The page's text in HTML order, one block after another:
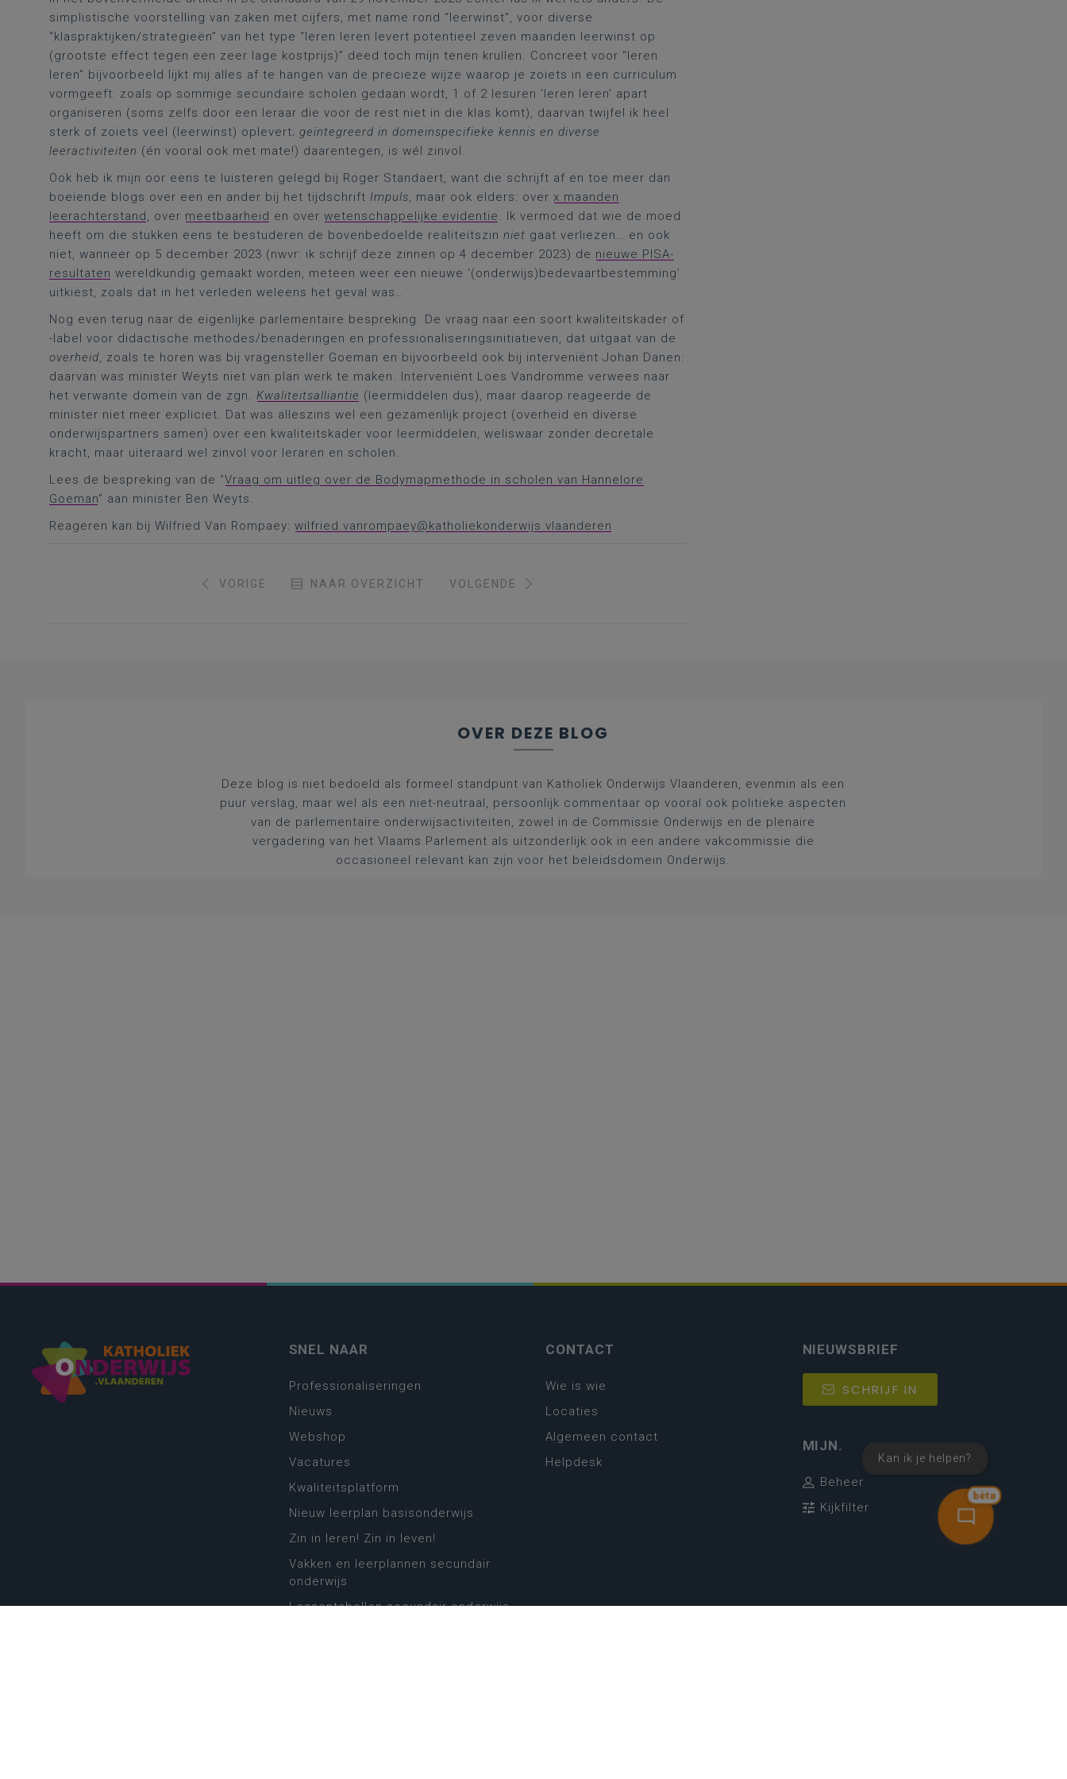
simplistische voorstelling van zaken met cijfers, met name rond “leerwinst”, voor diverse
“klaspraktijken/strategieën” van het type “leren leren levert potentieel zeven maanden leerwinst op
(grootste effect tegen een zeer lage kostprijs)” deed toch mijn tenen krullen. Concreet voor “leren
leren” bijvoorbeeld lijkt mij alles af te hangen van de precieze wijze waarop je zoiets in een curriculum
vormgeeft: zoals op sommige secundaire scholen gedaan wordt, 1 of 2 lesuren ‘leren leren’ apart
organiseren (soms zelfs door een leraar die voor de rest niet in die klas komt), daarvan twijfel ik heel
sterk of zoiets veel (leerwinst) oplevert; geïntegreerd in domeinspecifieke kennis en diverse
leeractiviteiten (én vooral ook met mate!) daarentegen, is wél zinvol.
Ook heb ik mijn oor eens te luisteren gelegd bij Roger Standaert, want die schrijft af en toe meer dan
boeiende blogs over een en ander bij het tijdschrift Impuls, maar ook elders: over x maanden
leerachterstand, over meetbaarheid en over wetenschappelijke evidentie. Ik vermoed dat wie de moed
heeft om die stukken eens te bestuderen de bovenbedoelde realiteitszin niet gaat verliezen… en ook
niet, wanneer op 5 december 2023 (nwvr: ik schrijf deze zinnen op 4 december 2023) de nieuwe PISA-
resultaten wereldkundig gemaakt worden, meteen weer een nieuwe ‘(onderwijs)bedevaartbestemming’
uitkiest, zoals dat in het verleden weleens het geval was…
Nog even terug naar de eigenlijke parlementaire bespreking. De vraag naar een soort kwaliteitskader of
-label voor didactische methodes/benaderingen en professionaliseringsinitiatieven, dat uitgaat van de
overheid, zoals te horen was bij vragensteller Goeman en bijvoorbeeld ook bij interveniënt Johan Danen:
daarvan was minister Weyts niet van plan werk te maken. Interveniënt Loes Vandromme verwees naar
het verwante domein van de zgn. Kwaliteitsalliantie (leermiddelen dus), maar daarop reageerde de
minister niet meer expliciet. Dat was alleszins wel een gezamenlijk project (overheid en diverse
onderwijspartners samen) over een kwaliteitskader voor leermiddelen, weliswaar zonder decretale
kracht, maar uiteraard wel zinvol voor leraren en scholen.
Lees de bespreking van de “Vraag om uitleg over de Bodymapmethode in scholen van Hannelore
Goeman” aan minister Ben Weyts.
Reageren kan bij Wilfried Van Rompaey: wilfried.vanrompaey@katholiekonderwijs.vlaanderen
VORIGE NAAR OVERZICHT VOLGENDE
OVER DEZE BLOG
Deze blog is niet bedoeld als formeel standpunt van Katholiek Onderwijs Vlaanderen, evenmin als een
puur verslag, maar wel als een niet-neutraal, persoonlijk commentaar op vooral ook politieke aspecten
van de parlementaire onderwijsactiviteiten, zowel in de Commissie Onderwijs en de plenaire
vergadering van het Vlaams Parlement als uitzonderlijk ook in een andere vakcommissie die
occasioneel relevant kan zijn voor het beleidsdomein Onderwijs.
bèta
Kan ik je helpen?
SNEL NAAR
Professionaliseringen
Nieuws
Webshop
Vacatures
Kwaliteitsplatform
Nieuw leerplan basisonderwijs
Zin in leren! Zin in leven!
Vakken en leerplannen secundair
onderwijs
Lessentabellen secundair onderwijs
CONTACT
Wie is wie
Locaties
Algemeen contact
Helpdesk
NIEUWSBRIEF
SCHRIJF IN
MIJN.
Beheer
Kijkfilter